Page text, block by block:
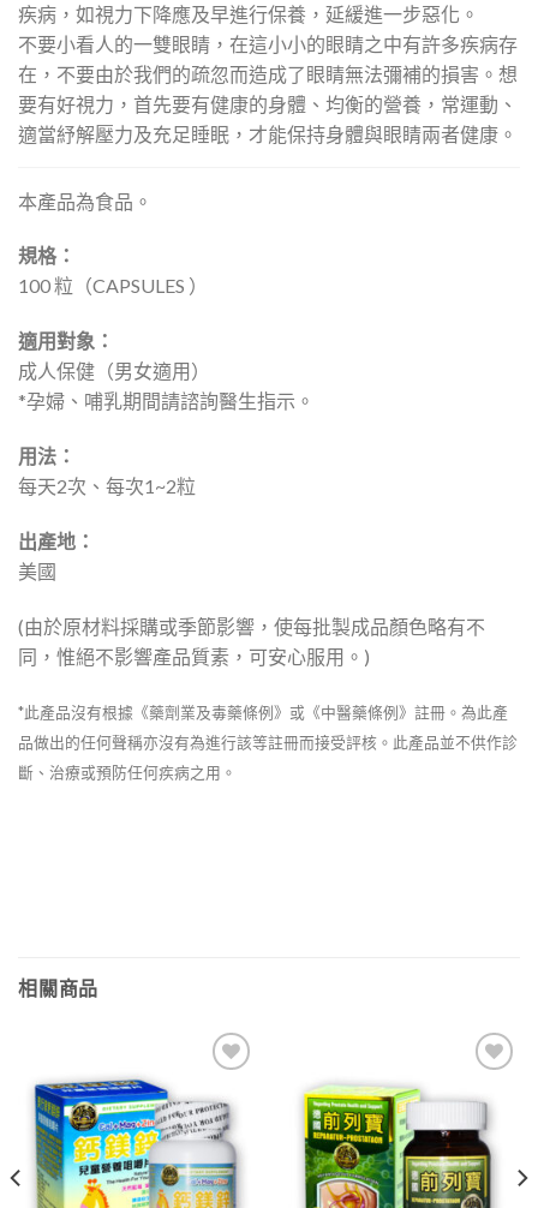
疾病，如視力下降應及早進行保養，延緩進一步惡化。
不要小看人的一雙眼睛，在這小小的眼睛之中有許多疾病存
在，不要由於我們的疏忽而造成了眼睛無法彌補的損害。想
要有好視力，首先要有健康的身體、均衡的營養，常運動、
適當紓解壓力及充足睡眠，才能保持身體與眼睛兩者健康。
本產品為食品。
規格：
100 粒（CAPSULES ）
適用對象：
成人保健（男女適用）
*孕婦、哺乳期間請諮詢醫生指示。
用法：
每天2次、每次1~2粒
出產地：
美國
(由於原材料採購或季節影響，使每批製成品顏色略有不
同，惟絕不影響產品質素，可安心服用。)
*此產品沒有根據《藥劑業及毒藥條例》或《中醫藥條例》註冊。為此產
品做出的任何聲稱亦沒有為進行該等註冊而接受評核。此產品並不供作診
斷、治療或預防任何疾病之用。
相關商品